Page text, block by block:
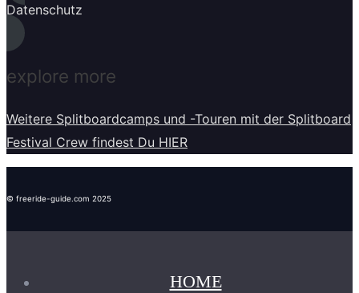
Datenschutz
explore more
Weitere Splitboardcamps und -Touren mit der Splitboard
Festival Crew findest Du HIER
© freeride-guide.com 2025
HOME